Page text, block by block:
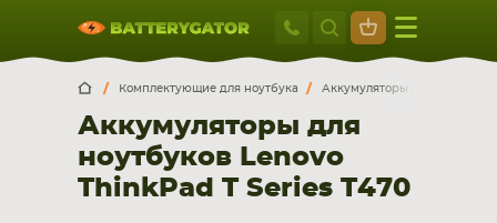
Москва
+7 495 414
Москва Санкт-Петербург
г. Москва, ул. Ткацкая, 5с3 (м. Семеновская)
5 мин. ходьбы от ст.м. “Семеновская”
+7 495 414 28 59
смартфона, планшета
Комплектующие для ноутбука Аккумуляторы для ноутбуков
Аккумуляторы для
ноутбуков Lenovo
ThinkPad T Series T470